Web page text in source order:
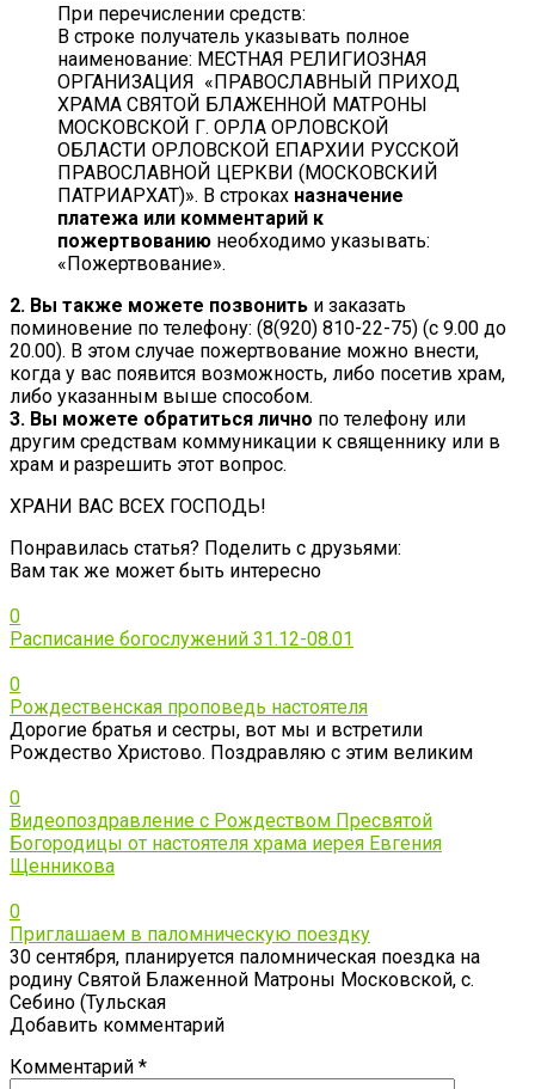
При перечислении средств:
В строке получатель указывать полное
наименование: МЕСТНАЯ РЕЛИГИОЗНАЯ
ОРГАНИЗАЦИЯ «ПРАВОСЛАВНЫЙ ПРИХОД
ХРАМА СВЯТОЙ БЛАЖЕННОЙ МАТРОНЫ
МОСКОВСКОЙ Г. ОРЛА ОРЛОВСКОЙ
ОБЛАСТИ ОРЛОВСКОЙ ЕПАРХИИ РУССКОЙ
ПРАВОСЛАВНОЙ ЦЕРКВИ (МОСКОВСКИЙ
ПАТРИАРХАТ)». В строках назначение
платежа или комментарий к
пожертвованию необходимо указывать:
«Пожертвование».
2. Вы также можете позвонить и заказать
поминовение по телефону: (8(920) 810-22-75) (с 9.00 до
20.00). В этом случае пожертвование можно внести,
когда у вас появится возможность, либо посетив храм,
либо указанным выше способом.
3. Вы можете обратиться лично по телефону или
другим средствам коммуникации к священнику или в
храм и разрешить этот вопрос.
ХРАНИ ВАС ВСЕХ ГОСПОДЬ!
Понравилась статья? Поделить с друзьями:
Вам так же может быть интересно
0
Расписание богослужений 31.12-08.01
0
Рождественская проповедь настоятеля
Дорогие братья и сестры, вот мы и встретили
Рождество Христово. Поздравляю с этим великим
0
Видеопоздравление с Рождеством Пресвятой
Богородицы от настоятеля храма иерея Евгения
Щенникова
0
Приглашаем в паломническую поездку
30 сентября, планируется паломническая поездка на
родину Святой Блаженной Матроны Московской, с.
Себино (Тульская
Добавить комментарий
Комментарий *